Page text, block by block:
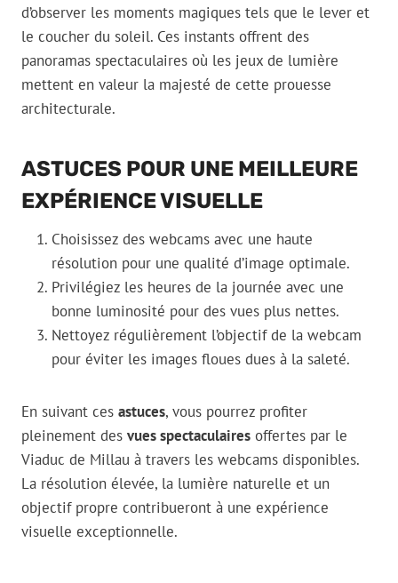
d’observer les moments magiques tels que le lever et
le coucher du soleil. Ces instants offrent des
panoramas spectaculaires où les jeux de lumière
mettent en valeur la majesté de cette prouesse
architecturale.
ASTUCES POUR UNE MEILLEURE
EXPÉRIENCE VISUELLE
Choisissez des webcams avec une haute
résolution pour une qualité d’image optimale.
Privilégiez les heures de la journée avec une
bonne luminosité pour des vues plus nettes.
Nettoyez régulièrement l’objectif de la webcam
pour éviter les images floues dues à la saleté.
En suivant ces astuces, vous pourrez profiter
pleinement des vues spectaculaires offertes par le
Viaduc de Millau à travers les webcams disponibles.
La résolution élevée, la lumière naturelle et un
objectif propre contribueront à une expérience
visuelle exceptionnelle.